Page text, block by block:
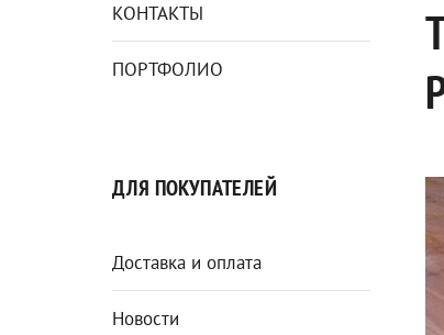
КОНТАКТЫ
ПОРТФОЛИО
ДЛЯ ПОКУПАТЕЛЕЙ
Доставка и оплата
Новости